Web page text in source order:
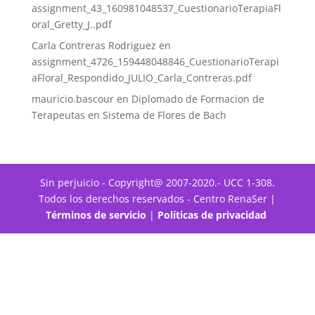
assignment_43_160981048537_CuestionarioTerapiaFl
oral_Gretty_J..pdf
Carla Contreras Rodriguez en
assignment_4726_159448048846_CuestionarioTerapi
aFloral_Respondido_JULIO_Carla_Contreras.pdf
mauricio.bascouren Diplomado de Formacion de
Terapeutas en Sistema de Flores de Bach
Sin perjuicio - Copyright@ 2007-2020.- UCC 1-308.
Todos los derechos reservados - Centro RenaSer |
Términos de servicio | Políticas de privacidad